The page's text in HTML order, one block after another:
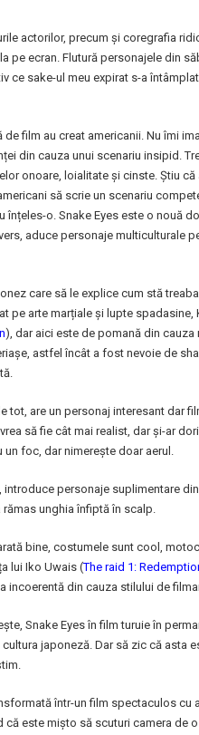
actorilor, precum și coregrafia
pe ecran. Flutură personajele din
ce sake-ul meu expirat s-a
film au creat americanii. Nu îmi
din cauza unui scenariu insipid.
onoare, loialitate și cinste. Știu
să scrie un scenariu
înțeles-o. Snake Eyes este o nouă
aduce personaje multiculturale
care să le explice cum stă
pe arte marțiale și lupte spadasine,
), dar aici este de pomană din cauza
astfel încât a fost nevoie de
tot, are un personaj interesant dar
să fie cât mai realist, dar și-ar
foc, dar nimerește doar aerul.
introduce personaje suplimentare
unghia înfiptă în scalp.
bine, costumele sunt cool,
lui Iko Uwais (The raid 1:
incoerentă din cauza stilului de
Snake Eyes în film turuie în
japoneză. Dar să zic că asta
într-un film spectaculos cu
că este mișto să scuturi camera de